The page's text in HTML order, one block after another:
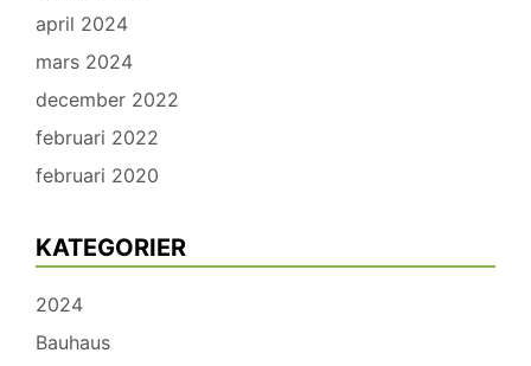
april 2024
mars 2024
december 2022
februari 2022
februari 2020
KATEGORIER
2024
Bauhaus